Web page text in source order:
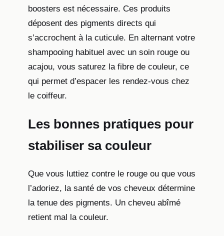
boosters est nécessaire. Ces produits
déposent des pigments directs qui
s’accrochent à la cuticule. En alternant votre
shampooing habituel avec un soin rouge ou
acajou, vous saturez la fibre de couleur, ce
qui permet d’espacer les rendez-vous chez
le coiffeur.
Les bonnes pratiques pour
stabiliser sa couleur
Que vous luttiez contre le rouge ou que vous
l’adoriez, la santé de vos cheveux détermine
la tenue des pigments. Un cheveu abîmé
retient mal la couleur.